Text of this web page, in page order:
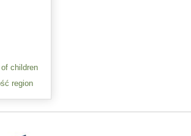
children
region